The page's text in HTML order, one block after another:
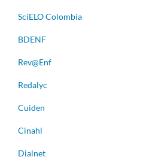
SciELO Colombia
BDENF
Rev@Enf
Redalyc
Cuiden
Cinahl
Dialnet